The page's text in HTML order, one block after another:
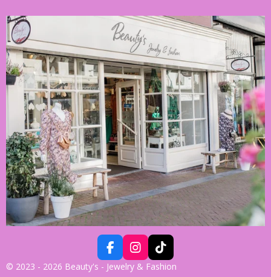
F
A
I
N
T
I
© 2023 - 2026 Beauty's - Jewelry & Fashion